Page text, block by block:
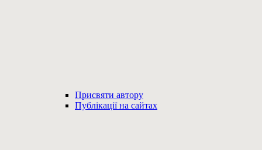
Присвяти автору
Публікації на сайтах